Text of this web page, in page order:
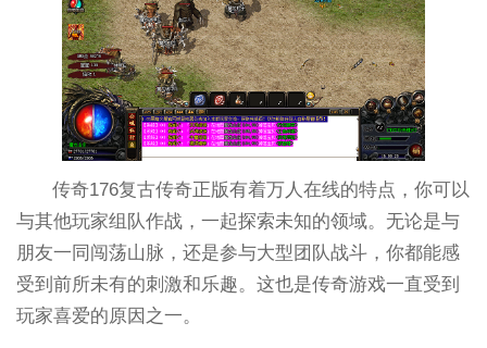
传奇176复古传奇正版有着万人在线的特点，你可以
与其他玩家组队作战，一起探索未知的领域。无论是与
朋友一同闯荡山脉，还是参与大型团队战斗，你都能感
受到前所未有的刺激和乐趣。这也是传奇游戏一直受到
玩家喜爱的原因之一。